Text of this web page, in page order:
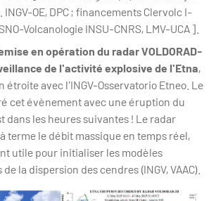
INGV-OE, DPC ; financements Clervolc I-
Volcanologie INSU-CNRS, LMV-UCA ].
en opération du radar VOLDORAD-
de l'activité explosive de l'Etna,
étroite avec l'INGV-Osservatorio Etneo. Le
cet évènement avec une éruption du
dans les heures suivantes ! Le radar
terme le débit massique en temps réel,
utile pour initialiser les modèles
la dispersion des cendres (INGV, VAAC).